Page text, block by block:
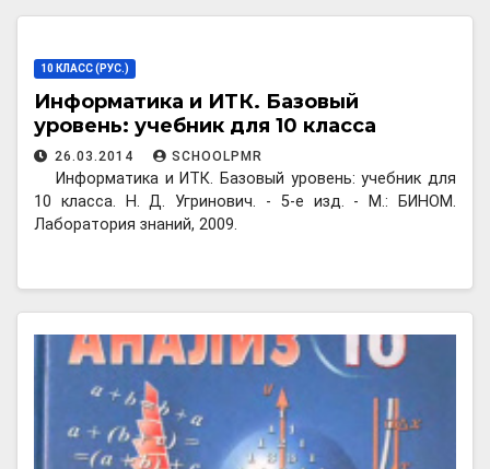
10 КЛАСС (РУС.)
Информатика и ИТК. Базовый
уровень: учебник для 10 класса
26.03.2014 SCHOOLPMR
Информатика и ИТК. Базовый уровень: учебник для
10 класса. Н. Д. Угринович. - 5-е изд. - М.: БИНОМ.
Лаборатория знаний, 2009.